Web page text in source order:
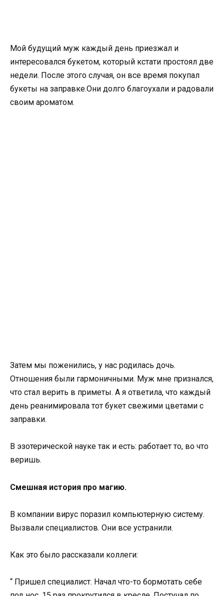
Мой будущий муж каждый день приезжал и
интересовался букетом, который кстати простоял две
недели. После этого случая, он все время покупал
букеты на заправке.Они долго благоухали и радовали
своим ароматом.
Затем мы поженились, у нас родилась дочь.
Отношения были гармоничными. Муж мне признался,
что стал верить в приметы. А я ответила, что каждый
день реанимировала тот букет свежими цветами с
заправки.
В эзотерической науке так и есть: работает то, во что
веришь.
Смешная история про магию.
В компании вирус поразил компьютерную систему.
Вызвали специалистов. Они все устранили.
Как это было рассказали коллеги:
“ Пришел специалист. Начал что-то бормотать себе